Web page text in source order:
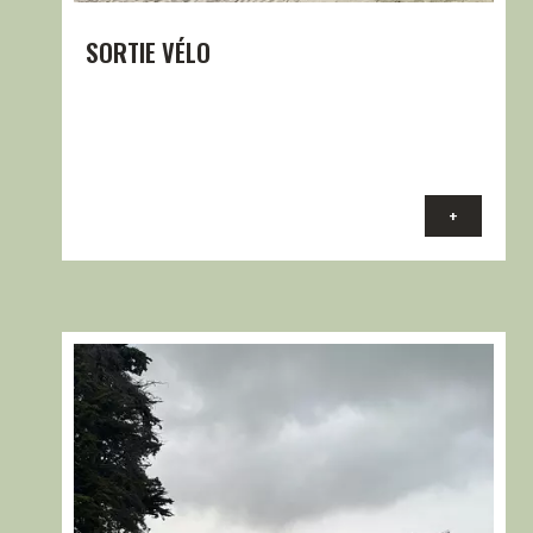
SORTIE VÉLO
+